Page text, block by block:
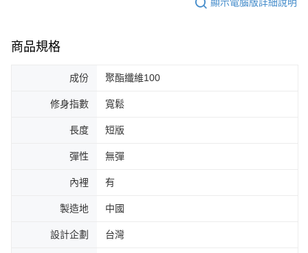
商品規格
成份 聚酯纖維100
修身指數 寬鬆
長度 短版
彈性 無彈
內裡 有
製造地 中國
設計企劃 台灣